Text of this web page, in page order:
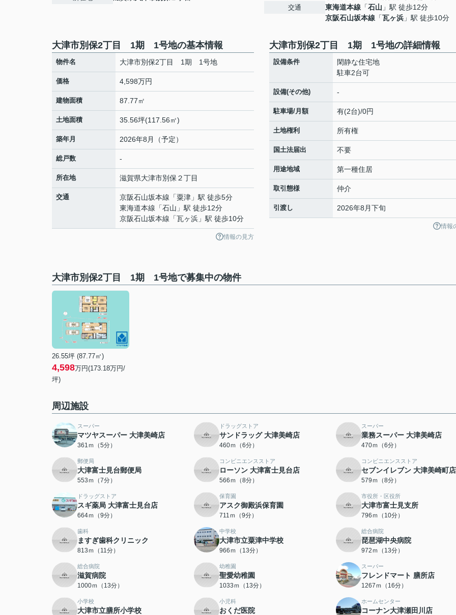
交通
東海道本線 「石山 」駅 徒歩12分
京阪石山坂本線 「瓦ヶ浜 」駅 徒歩10分
大津市別保2丁目 1期 1号地の基本情報
物件名 大津市別保2丁目 1期 1号地
価格 4,598万円
建物面積 87.77㎡
土地面積 35.56坪(117.56㎡)
築年月 2026年8月（予定）
総戸数 -
所在地 滋賀県大津市別保 ２丁目
交通 京阪石山坂本線 「粟津 」駅 徒歩5分
東海道本線 「石山 」駅 徒歩12分
京阪石山坂本線 「瓦ヶ浜 」駅 徒歩10分
情報の見方
大津市別保2丁目 1期 1号地の詳細情報
設備条件
閑静な住宅地
駐車2台可
設備(その他) -
駐車場/月額 有(2台)/0円
土地権利 所有権
国土法届出 不要
用途地域 第一種住居
取引態様 仲介
引渡し 2026年8月下旬
情報
大津市別保2丁目 1期 1号地で募集中の物件
26.55坪 (87.77㎡)
4,598万円(173.18万円/
坪)
周辺施設
スーパー
マツヤスーパー 大津美崎店
361ｍ（5分）
ドラッグストア
サンドラッグ 大津美崎店
460ｍ（6分）
スーパー
業務スーパー 大津美崎店
470ｍ（6分）
郵便局
大津富士見台郵便局
553ｍ（7分）
コンビニエンスストア
ローソン 大津富士見台店
566ｍ（8分）
コンビニエンスストア
セブンイレブン 大津美崎町店
579ｍ（8分）
ドラッグストア
スギ薬局 大津富士見台店
664ｍ（9分）
保育園
アスク御殿浜保育園
711ｍ（9分）
市役所・区役所
大津市富士見支所
796ｍ（10分）
歯科
ますぎ歯科クリニック
813ｍ（11分）
中学校
大津市立粟津中学校
966ｍ（13分）
総合病院
琵琶湖中央病院
972ｍ（13分）
総合病院
滋賀病院
1000ｍ（13分）
幼稚園
聖愛幼稚園
1033ｍ（13分）
スーパー
フレンドマート 膳所店
1267ｍ（16分）
小学校
大津市立膳所小学校
小児科
おくだ医院
ホームセンター
コーナン大津瀬田川店